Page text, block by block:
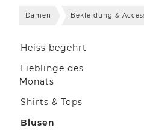
Damen Bekleidung &
Heiss begehrt
Lieblinge des
Monats
Shirts & Tops
Blusen